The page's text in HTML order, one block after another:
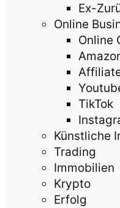
Ex-
Online
Online
TikTok
Künstliche
Trading
Immobilien
Krypto
Erfolg